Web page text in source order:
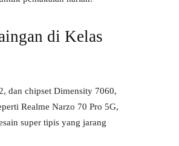
di Kelas
dan chipset Dimensity 7060,
Realme Narzo 70 Pro 5G,
super tipis yang jarang